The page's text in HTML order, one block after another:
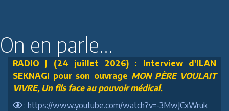
On en parle...
RADIO J (24 juillet 2026) : Interview d'ILAN
SEKNAGI pour son ouvrage MON PÈRE VOULAIT
VIVRE, Un fils face au pouvoir médical.
: https://www.youtube.com/watch?v=-3MwJCxWruk